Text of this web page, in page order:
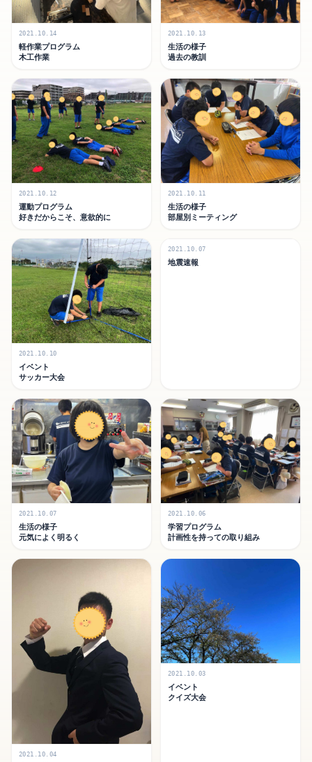
2021.10.14
軽作業プログラム
木工作業
2021.10.13
生活の様子
過去の教訓
2021.10.12
運動プログラム
好きだからこそ、意欲的に
2021.10.11
生活の様子
部屋別ミーティング
2021.10.10
イベント
サッカー大会
2021.10.07
地震速報
2021.10.07
生活の様子
元気によく明るく
2021.10.06
学習プログラム
計画性を持っての取り組み
2021.10.04
2021.10.03
イベント
クイズ大会